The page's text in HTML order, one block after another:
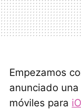
Empezamos
anunciado una
móviles para